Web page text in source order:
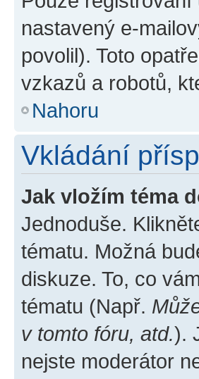
nastavený e-
povolil). Toto
vzkazů a robotů,
Nahoru
Vkládání
Jak vložím téma
Jednoduše.
tématu. Možná
diskuze. To, co
tématu (Např.
v tomto fóru, atd.).
nejste moderátor